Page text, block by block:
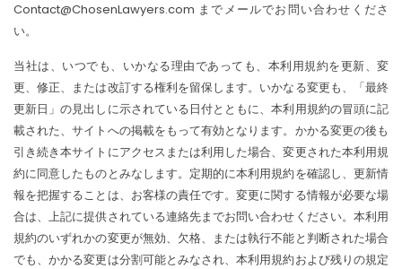
Contact@ChosenLawyers.com までメールでお問い合わせくださ
い。
当社は、いつでも、いかなる理由であっても、本利用規約を更新、変
更、修正、または改訂する権利を留保します。いかなる変更も、「最終
更新日」の見出しに示されている日付とともに、本利用規約の冒頭に記
載された、サイトへの掲載をもって有効となります。かかる変更の後も
引き続き本サイトにアクセスまたは利用した場合、変更された本利用規
約に同意したものとみなします。定期的に本利用規約を確認し、更新情
報を把握することは、お客様の責任です。変更に関する情報が必要な場
合は、上記に提供されている連絡先までお問い合わせください。本利用
規約のいずれかの変更が無効、欠格、または執行不能と判断された場合
でも、かかる変更は分割可能とみなされ、本利用規約および残りの規定